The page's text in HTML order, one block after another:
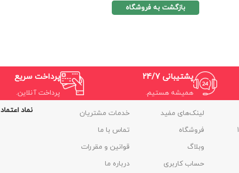
بازگشت به فروشگاه
پشتیبانی 24/7
همیشه هستیم.
پرداخت سریع
پرداخت آنلاین.
لینک‌های مفید
فروشگاه
وبلاگ
حساب کاربری
خدمات مشتریان
تماس با ما
قوانین و مقررات
درباره ما
نماد اعتماد